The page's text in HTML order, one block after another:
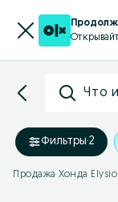
Что
Фильтры·2
Продажа Хонда